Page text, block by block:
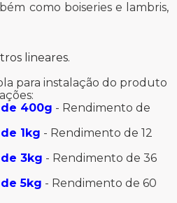
como boiseries e lambris,
lineares.
para instalação do produto
400g - Rendimento de
1kg - Rendimento de 12
3kg - Rendimento de 36
5kg - Rendimento de 60